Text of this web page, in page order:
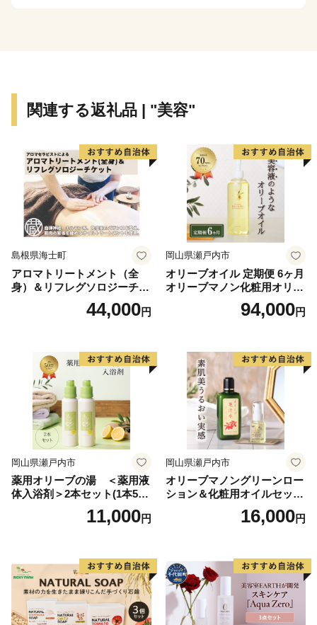
ふるさと納税を通して、一人でも多くの皆様に西郷村
れば幸いです。
関連する返礼品 | "美容"
島根県海士町
アロマトリートメント（全
身）＆リフレグソロジーチケ
44,000円
岡山県瀬戸内市
オリーブオイル 定期便 6ヶ月
オリーブマノン化粧用オリー
ブオイル 200ml オリーブ オ
イル 美容 スキンケア 化粧用
94,000円
岡山県瀬戸内市
薬用オリーブの湯 ＜薬用液
体入浴剤＞2本セット(1本500
11,000円
岡山県瀬戸内市
オリーブマノングリーンロー
ション＆化粧用オイルセット
美容グッズ スキンケア 化粧
16,000円